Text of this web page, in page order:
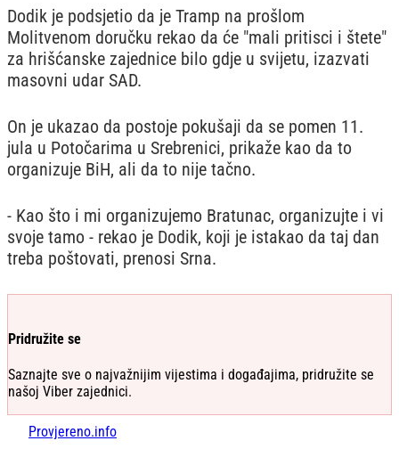
Dodik je podsjetio da je Tramp na prošlom
Molitvenom doručku rekao da će "mali pritisci i štete"
za hrišćanske zajednice bilo gdje u svijetu, izazvati
masovni udar SAD.
On je ukazao da postoje pokušaji da se pomen 11.
jula u Potočarima u Srebrenici, prikaže kao da to
organizuje BiH, ali da to nije tačno.
- Kao što i mi organizujemo Bratunac, organizujte i vi
svoje tamo - rekao je Dodik, koji je istakao da taj dan
treba poštovati, prenosi Srna.
Pridružite se
Saznajte sve o najvažnijim vijestima i događajima, pridružite se
našoj Viber zajednici.
Provjereno.info